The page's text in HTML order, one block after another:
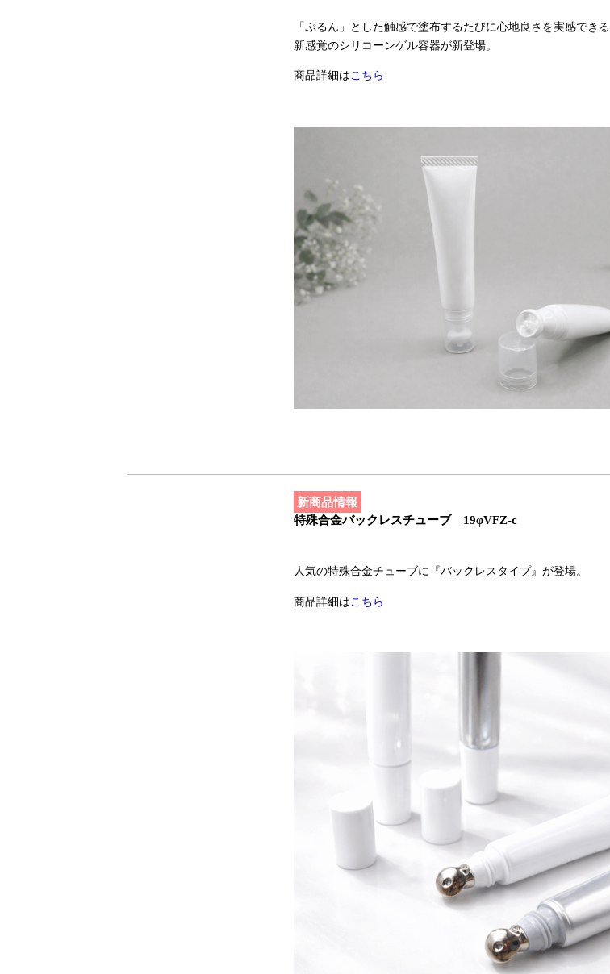
「ぷるん」とした触感で塗布するたびに心地良さを実感できる
新感覚のシリコーンゲル容器が新登場。
商品詳細はこちら
新商品情報
特殊合金バックレスチューブ 19φVFZ-c
人気の特殊合金チューブに『バックレスタイプ』が登場。
商品詳細はこちら